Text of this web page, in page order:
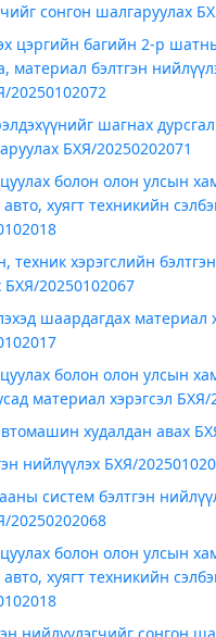
сонгон шалгаруулах
цэргийн багийн 2-р
материал бэлтгэн
20250102072
шагнах
БХЯ/20250202071
болон олон улсын
хуягт техникийн
хэрэгслийн
БХЯ/20250102067
шаардагдах материал
болон олон улсын
материал хэрэгсэл БХЯ/
худалдан авах
нийлүүлэх БХЯ/
систем бэлтгэн
20250202068
болон олон улсын
хуягт техникийн